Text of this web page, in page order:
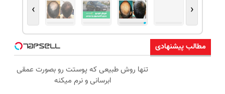
‹
›
مطالب پیشنهادی
تنها روش طبیعی که پوستت رو بصورت عمقی
ابرسانی و نرم میکنه